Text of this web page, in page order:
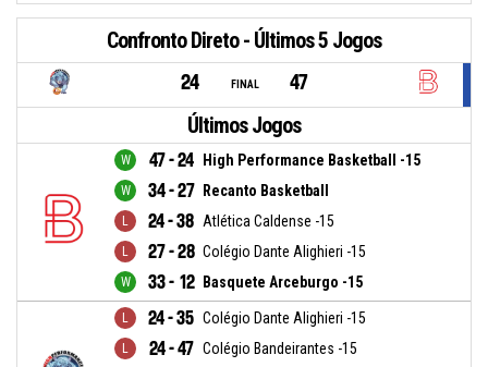
Confronto Direto - Últimos 5 Jogos
24 FINAL 47
Últimos Jogos
47 - 24 High Performance Basketball -15
34 - 27 Recanto Basketball
24 - 38 Atlética Caldense -15
27 - 28 Colégio Dante Alighieri -15
33 - 12 Basquete Arceburgo -15
24 - 35 Colégio Dante Alighieri -15
24 - 47 Colégio Bandeirantes -15